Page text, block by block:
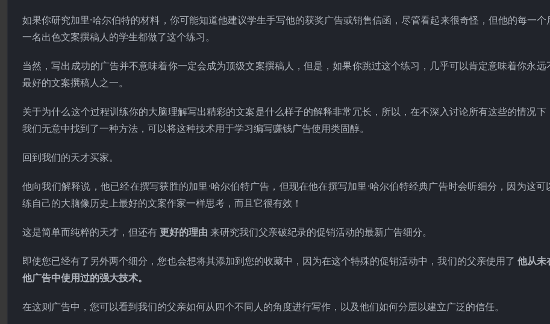
如果你研究加里·哈尔伯特的材料，你可能知道他建议学生手写他的获奖广告或销售信函，尽管看起来很奇怪，但他的每一个
一名出色文案撰稿人的学生都做了这个练习。
当然，写出成功的广告并不意味着你一定会成为顶级文案撰稿人，但是，如果你跳过这个练习，几乎可以肯定意味着你永远
最好的文案撰稿人之一。
关于为什么这个过程训练你的大脑理解写出精彩的文案是什么样子的解释非常冗长，所以，在不深入讨论所有这些的情况下
我们无意中找到了一种方法，可以将这种技术用于学习编写赚钱广告使用类固醇。
回到我们的天才买家。
他向我们解释说，他已经在撰写获胜的加里·哈尔伯特广告，但现在他在撰写加里·哈尔伯特经典广告时会听细分，因为这可
练自己的大脑像历史上最好的文案作家一样思考，而且它很有效！
这是简单而纯粹的天才，但还有更好的理由 来研究我们父亲破纪录的促销活动的最新广告细分。
即使您已经有了另外两个细分，您也会想将其添加到您的收藏中，因为在这个特殊的促销活动中，我们的父亲使用了 他从未
他广告中使用过的强大技术。
在这则广告中，您可以看到我们的父亲如何从四个不同人的角度进行写作，以及他们如何分层以建立广泛的信任。